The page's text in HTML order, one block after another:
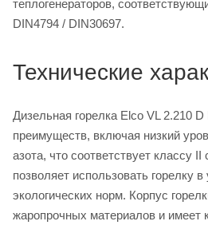
теплогенераторов,
DIN4794 / DIN30697.
Технические
Дизельная горелка Elco VL 2.210
преимуществ, включая низкий
азота, что соответствует классу
позволяет использовать горелку в
экологических норм. Корпус
жаропрочных материалов и имеет